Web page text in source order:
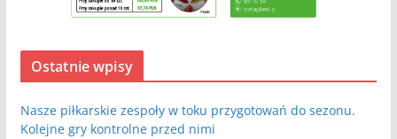
Ostatnie wpisy
Nasze piłkarskie zespoły w toku przygotowań do sezonu.
Kolejne gry kontrolne przed nimi